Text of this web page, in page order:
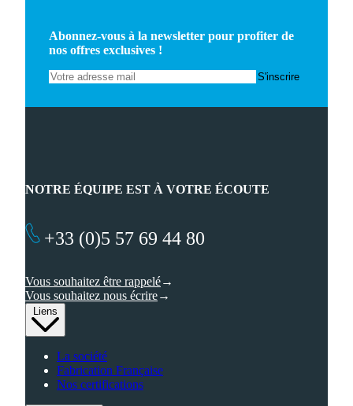
Abonnez-vous à la newsletter pour profiter de
nos offres exclusives !
Liens
La société
Fabrication Française
Nos certifications
NOTRE ÉQUIPE EST À VOTRE ÉCOUTE
+33 (0)5 57 69 44 80
Vous souhaitez être rappelé
Vous souhaitez nous écrire